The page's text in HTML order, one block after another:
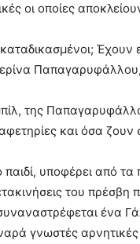
οι οποίες
καταδικασμένοι;
της
και όσα ζουν
υποφέρει από
του
ένα
γνωστές